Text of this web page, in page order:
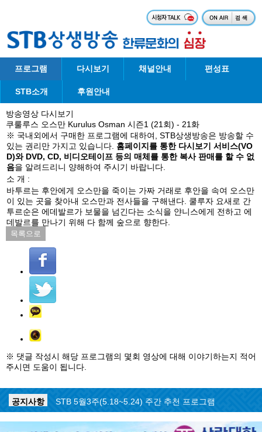
프로그램 다시보기 채널안내 편성표
STB소개 후원안내
방송영상 다시보기
쿠룰루스 오스만 Kurulus Osman 시즌1 (21회) - 21화
※ 국내외에서 구매한 프로그램에 대하여, STB상생방송은 방송할 수
있는 권리만 가지고 있습니다. 홈페이지를 통한 다시보기 서비스(VO
D)와 DVD, CD, 비디오테이프 등의 매체를 통한 복사 판매를 할 수 없
음을 알려드리니 양해하여 주시기 바랍니다.
소 개 :
바투르는 후안에게 오스만을 죽이는 가짜 거래로 후안을 속여 오스만
이 있는 곳을 찾아내 오스만과 전사들을 구해낸다. 쿨루자 요새로 간
투르순은 에데발르가 보물을 넘긴다는 소식을 얀니스에게 전하고 에
데발르를 만나기 위해 다 함께 숲으로 향한다.
목록으로
※ 댓글 작성시 해당 프로그램의 몇회 영상에 대해 이야기하는지 적어
주시면 도움이 됩니다.
공지사항
STB 5월4주(5.25~5.31) 주간 추천 프로그램
공지사항
STB 5월3주(5.18~5.24) 주간 추천 프로그램
공지사항
STB 4월마지막주(4.27~5.3) 주간 추천 프로그램
STB 4월4주(4.20~4.26) 주간 추천 프로그램